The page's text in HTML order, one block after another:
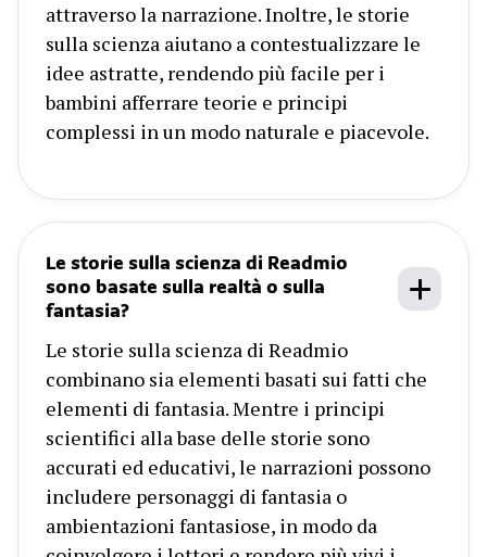
attraverso la narrazione. Inoltre, le storie
sulla scienza aiutano a contestualizzare le
idee astratte, rendendo più facile per i
bambini afferrare teorie e principi
complessi in un modo naturale e piacevole.
Le storie sulla scienza di Readmio
sono basate sulla realtà o sulla
fantasia?
Le storie sulla scienza di Readmio
combinano sia elementi basati sui fatti che
elementi di fantasia. Mentre i principi
scientifici alla base delle storie sono
accurati ed educativi, le narrazioni possono
includere personaggi di fantasia o
ambientazioni fantasiose, in modo da